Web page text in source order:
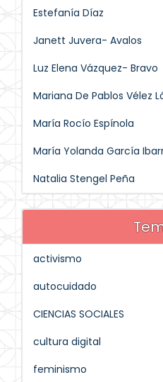
Estefanía Díaz
Janett Juvera- Avalos
Luz Elena Vázquez- Bravo
Mariana De Pablos Vélez
María Rocío Espínola
María Yolanda García
Natalia Stengel Peña
activismo
autocuidado
CIENCIAS SOCIALES
cultura digital
feminismo